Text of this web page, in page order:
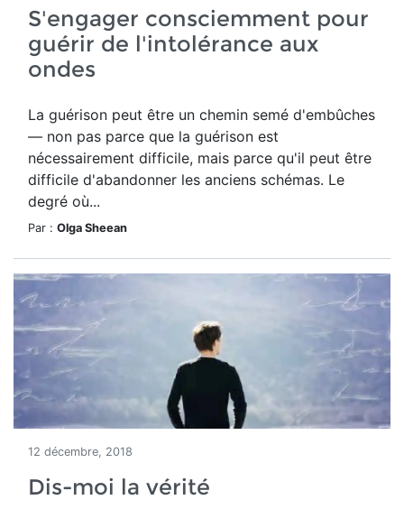
S'engager consciemment pour
guérir de l'intolérance aux
ondes
La guérison peut être un chemin semé d'embûches
— non pas parce que la guérison est
nécessairement difficile, mais parce qu'il peut être
difficile d'abandonner les anciens schémas. Le
degré où...
Par : Olga Sheean
12 décembre, 2018
Dis-moi la vérité